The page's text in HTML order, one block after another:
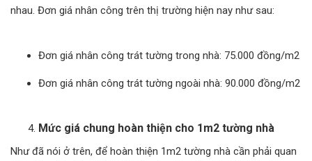
nhau. Đơn giá nhân công trên thị trường hiện nay như sau:
Đơn giá nhân công trát tường trong nhà: 75.000 đồng/m2
Đơn giá nhân công trát tường ngoài nhà: 90.000 đồng/m2
Mức giá chung hoàn thiện cho 1m2 tường nhà
Như đã nói ở trên, để hoàn thiện 1m2 tường nhà cần phải quan